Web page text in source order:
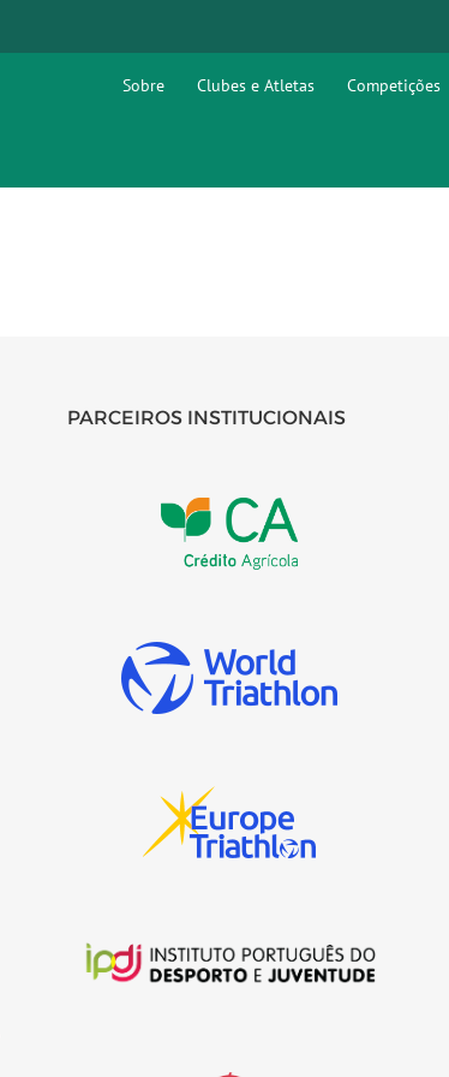
Sobre Clubes e Atletas Competições
PARCEIROS INSTITUCIONAIS